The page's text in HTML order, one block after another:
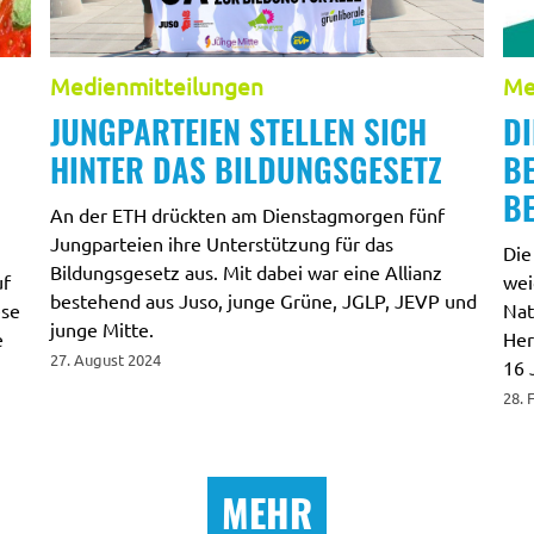
Medienmitteilungen
JUNGPARTEIEN STELLEN SICH
HINTER DAS BILDUNGSGESETZ
An der ETH drückten am Dienstagmorgen fünf
Jungparteien ihre Unterstützung für das
Bildungsgesetz aus. Mit dabei war eine Allianz
bestehend aus Juso, junge Grüne, JGLP, JEVP und
junge Mitte.
27. August 2024
16
28.
MEHR